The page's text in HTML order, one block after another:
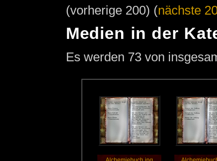
(vorherige 200) (nächste
Medien in der
Es werden 73 von